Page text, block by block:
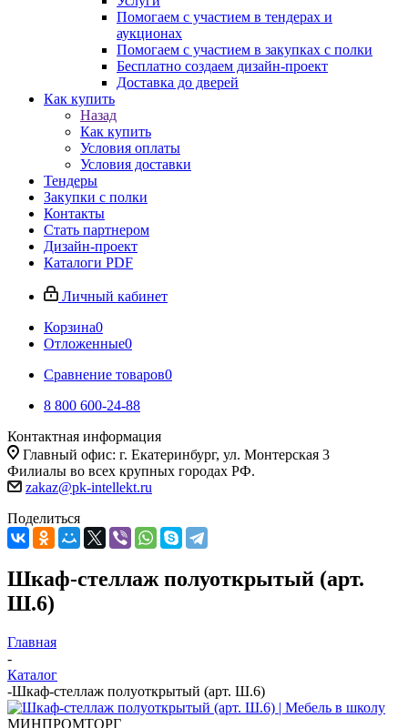
Помогаем с участием в тендерах и
аукционах
Помогаем с участием в закупках с полки
Бесплатно создаем дизайн-проект
Доставка до дверей
Как купить
Назад
Как купить
Условия оплаты
Условия доставки
Тендеры
Закупки с полки
Контакты
Стать партнером
Дизайн-проект
Каталоги PDF
Личный кабинет
Корзина0
Отложенные0
Сравнение товаров0
8 800 600-24-88
Контактная информация
Главный офис: г. Екатеринбург, ул. Монтерская 3
Филиалы во всех крупных городах РФ.
zakaz@pk-intellekt.ru
Поделиться
Шкаф-стеллаж полуоткрытый (арт.
Ш.6)
Главная
-
Каталог
-Шкаф-стеллаж полуоткрытый (арт. Ш.6)
МИНПРОМТОРГ